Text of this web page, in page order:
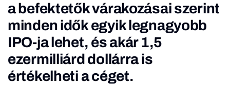
a befektetők várakozásai szerint
minden idők egyik legnagyobb
IPO-ja lehet, és akár 1,5
ezermilliárd dollárra is
értékelheti a céget.